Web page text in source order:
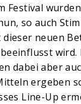
Festival
so auch
neuen
dabei aber
ergeben
Line-Up